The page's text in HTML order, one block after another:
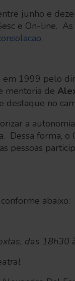
junho e
e On-line.
.
em 1999 pelo
mentoria de
destaque no
a
Dessa forma,
pessoas
abaixo:
das 18h30